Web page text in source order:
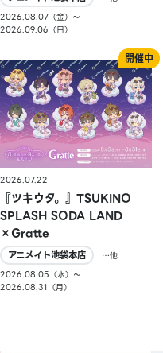
2026.08.07（金）〜
2026.09.06（日）
2026.07.22
『ツキウタ。』TSUKINO
SPLASH SODA LAND
×Gratte
アニメイト池袋本店
…他
2026.08.05（水）〜
2026.08.31（月）